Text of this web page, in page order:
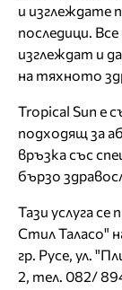
и изглеждате
последици.
изглеждат и
на тяхното
Tropical Sun е
подходящ за
връзка със
бързо
Тази услуга
Стил Таласо"
гр. Русе, ул.
2, тел. 082/